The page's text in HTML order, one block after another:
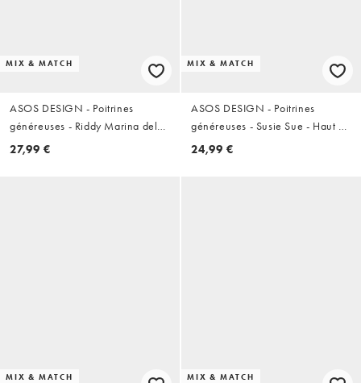
MIX & MATCH
ASOS DESIGN - Poitrines
généreuses - Riddy Marina del
Ray - Haut de bikini côtelé à
27,99 €
MIX & MATCH
ASOS DESIGN - Poitrines
généreuses - Susie Sue - Haut de
bikini court réversible à rayures
24,99 €
MIX & MATCH MIX & MATCH